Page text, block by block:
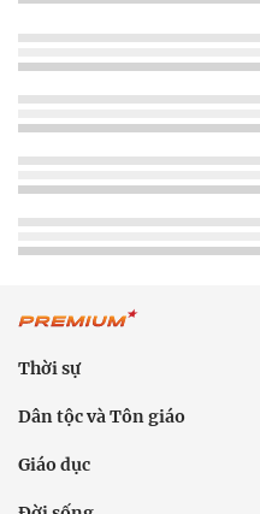
Thời sự
Dân tộc và Tôn giáo
Giáo dục